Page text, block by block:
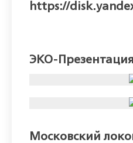
https://
ЭКО-
Московский